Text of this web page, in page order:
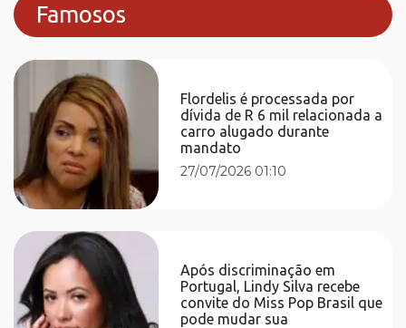
Famosos
Flordelis é processada por
dívida de R 6 mil relacionada a
carro alugado durante
mandato
27/07/2026 01:10
Após discriminação em
Portugal, Lindy Silva recebe
convite do Miss Pop Brasil que
pode mudar sua